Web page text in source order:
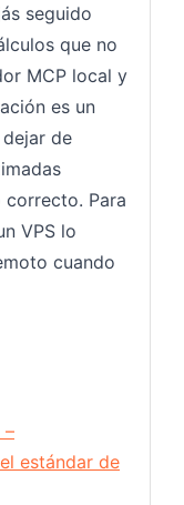
seguido
que no
MCP local y
es un
de
Para
VPS lo
cuando
–
estándar de